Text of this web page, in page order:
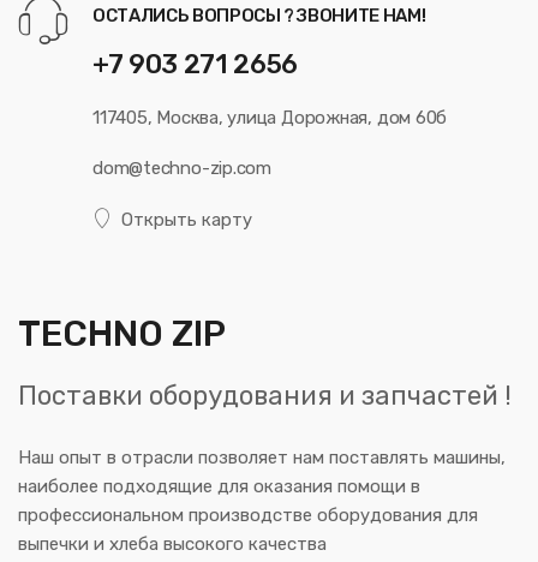
ОСТАЛИСЬ ВОПРОСЫ ? ЗВОНИТЕ НАМ!
+7 903 271 2656
117405, Москва, улица Дорожная, дом 60б
dom@techno-zip.com
Открыть карту
TECHNO ZIP
Поставки оборудования и запчастей !
Наш опыт в отрасли позволяет нам поставлять машины,
наиболее подходящие для оказания помощи в
профессиональном производстве оборудования для
выпечки и хлеба высокого качества